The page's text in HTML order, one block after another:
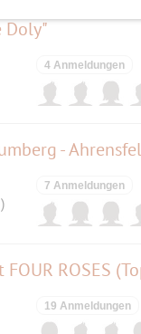
Doly"
4 Anmeldungen
-
7 Anmeldungen
19 Anmeldungen